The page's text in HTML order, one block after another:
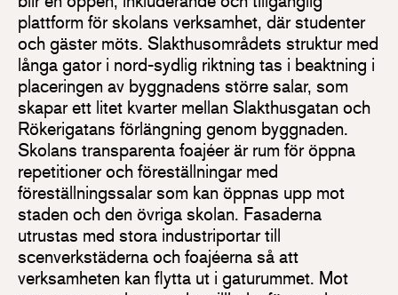
plattform för skolans verksamhet, där studenter
och gäster möts. Slakthusområdets struktur med
långa gator i nord-sydlig riktning tas i beaktning i
placeringen av byggnadens större salar, som
skapar ett litet kvarter mellan Slakthusgatan och
Rökerigatans förlängning genom byggnaden.
Skolans transparenta foajéer är rum för öppna
repetitioner och föreställningar med
föreställningssalar som kan öppnas upp mot
staden och den övriga skolan. Fasaderna
utrustas med stora industriportar till
scenverkstäderna och foajéerna så att
verksamheten kan flytta ut i gaturummet. Mot